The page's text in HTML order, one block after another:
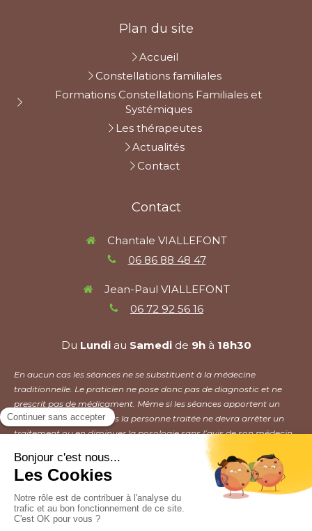
Plan du site
Accueil
Constellations familiales
Formations Constellations Familiales et
Systémiques
Les thérapeutes
Actualités
Contact
Contact
Chantale VIALLEFONT
06 86 88 48 47
Jean-Paul VIALLEFONT
06 72 92 56 16
Du Lundiau Samedide 9hà 18h30
En aucun cas les séances ne se substituent à la médecine
traditionnelle. Le praticien ne pose donc pas de diagnostic et ne
prescrit pas de médicament. Même si les séances apportent un
mieux être, en aucun cas la personne traitée ne devra arrêter un
traitement ou en diminuer la posologie sans l’avis de son médecin.
Mentions légales